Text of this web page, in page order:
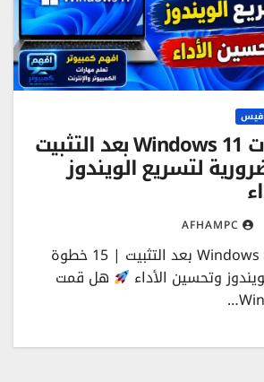
أفضل إعدادات Windows 11 بعد التثبيت
لتسريع الويندوز
AFHAMPC
أفضل إعدادات Windows 11 بعد التثبيت | 15 خطوة
وتحسين الأداء
هل قمت